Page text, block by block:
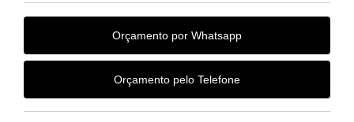
Orçamento por Whatsapp
Orçamento pelo Telefone